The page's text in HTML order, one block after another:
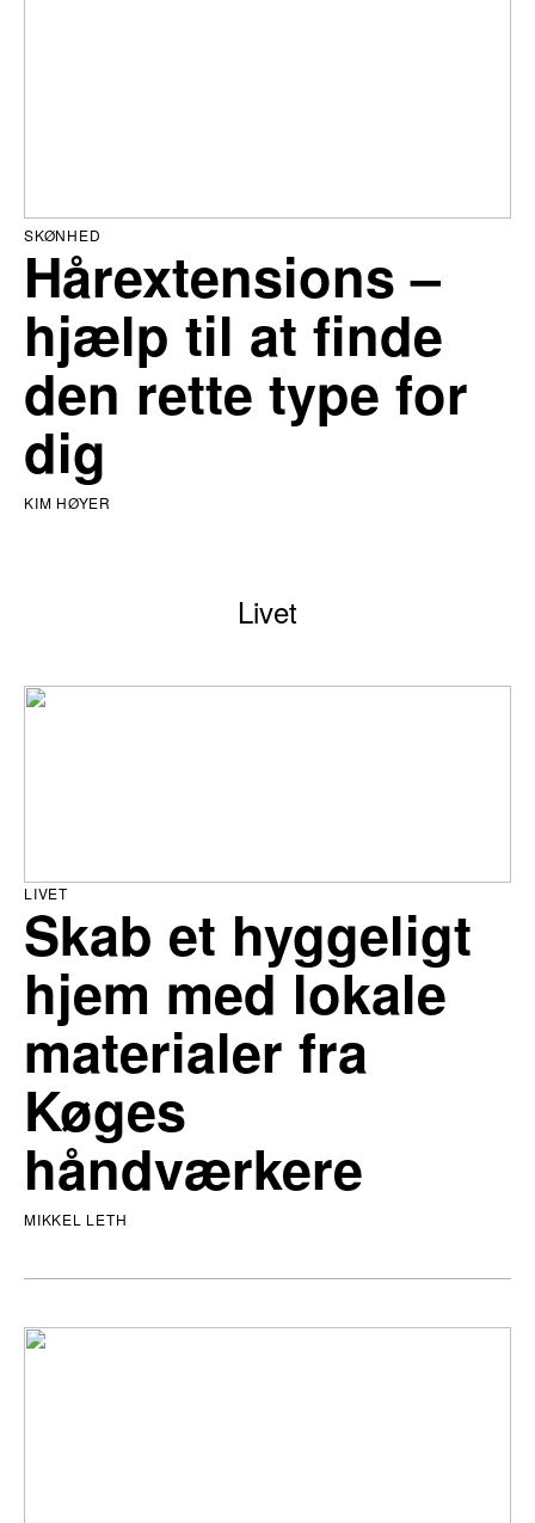
Hårextensions –
hjælp til at finde
den rette type for
dig
SKØNHED
KIM HØYER
Livet
Skab et hyggeligt
hjem med lokale
materialer fra
Køges
håndværkere
LIVET
MIKKEL LETH